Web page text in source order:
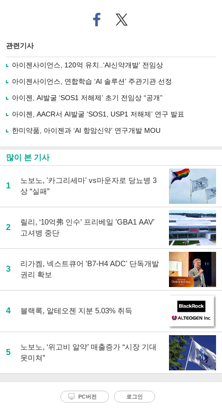
페
이
로
기
사
유
기
트위
터로
관련기사
아이젠사이언스, 120억 유치..‘AI신약개발’ 전임상
아이젠사이언스, 연합학습 ‘AI 솔루션’ 주관기관 선정
아이젠, AI발굴 ‘SOS1 저해제’ 초기 전임상 “공개”
아이젠, AACR서 AI발굴 ‘SOS1, USP1 저해제’ 연구 발표
한미약품, 아이젠과 ‘AI 항암신약’ 연구개발 MOU
많이 본 기사
1
노보노, '카그리세마' vs마운자로 당뇨병 3
상 “실패”
2
릴리, ‘10억弗 인수’ 프리베일 'GBA1 AAV'
고셔병 중단
3
리가켐, 넥스트큐어 'B7-H4 ADC' 단독개발
권리 확보
4 블랙록, 알테오젠 지분 5.03% 취득
5
노보노, ‘위고비 알약’ 매출증가 “시장 기대
못미쳐”
PC버전 로그인